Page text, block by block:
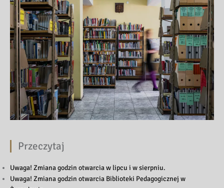
Przeczytaj
Uwaga! Zmiana godzin otwarcia w lipcu i w sierpniu.
Uwaga! Zmiana godzin otwarcia Biblioteki Pedagogicznej w